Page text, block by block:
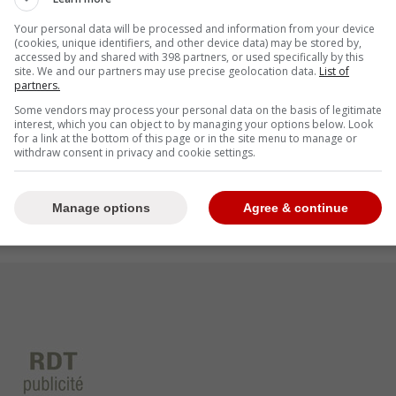
bonne nouvelle au sujet de
régulier, et selon l'entraîneur Pascal Vincent,
d'ici une à deux semaines.
-
qui mise gros sur son évolution.
Your personal data will be processed and information from your device
(cookies, unique identifiers, and other device data) may be stored by,
accessed by and shared with 398 partners, or used specifically by this
site. We and our partners may use precise geolocation data. List of
partners.
Some vendors may process your personal data on the basis of legitimate
interest, which you can object to by managing your options below. Look
for a link at the bottom of this page or in the site menu to manage or
withdraw consent in privacy and cookie settings.
Agree & continue
Manage options